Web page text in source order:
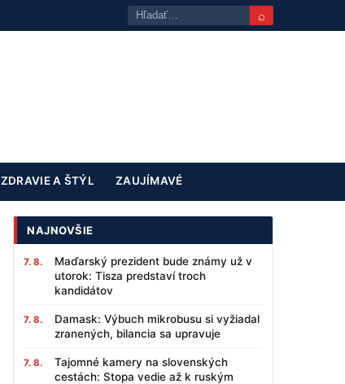
⌕
ZDRAVIE A ŠTÝL ZAUJÍMAVÉ
NAJNOVŠIE
7. 8.
Maďarský prezident bude známy už v
utorok: Tisza predstaví troch
kandidátov
7. 8.
Damask: Výbuch mikrobusu si vyžiadal
zranených, bilancia sa upravuje
7. 8.
Tajomné kamery na slovenských
cestách: Stopa vedie až k ruským